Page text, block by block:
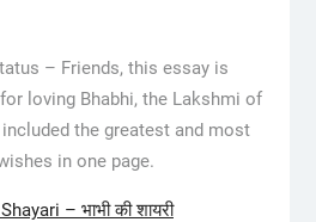
– Friends, this essay is
loving Bhabhi, the Lakshmi of
the greatest and most
in one page.
– भाभी की शायरी